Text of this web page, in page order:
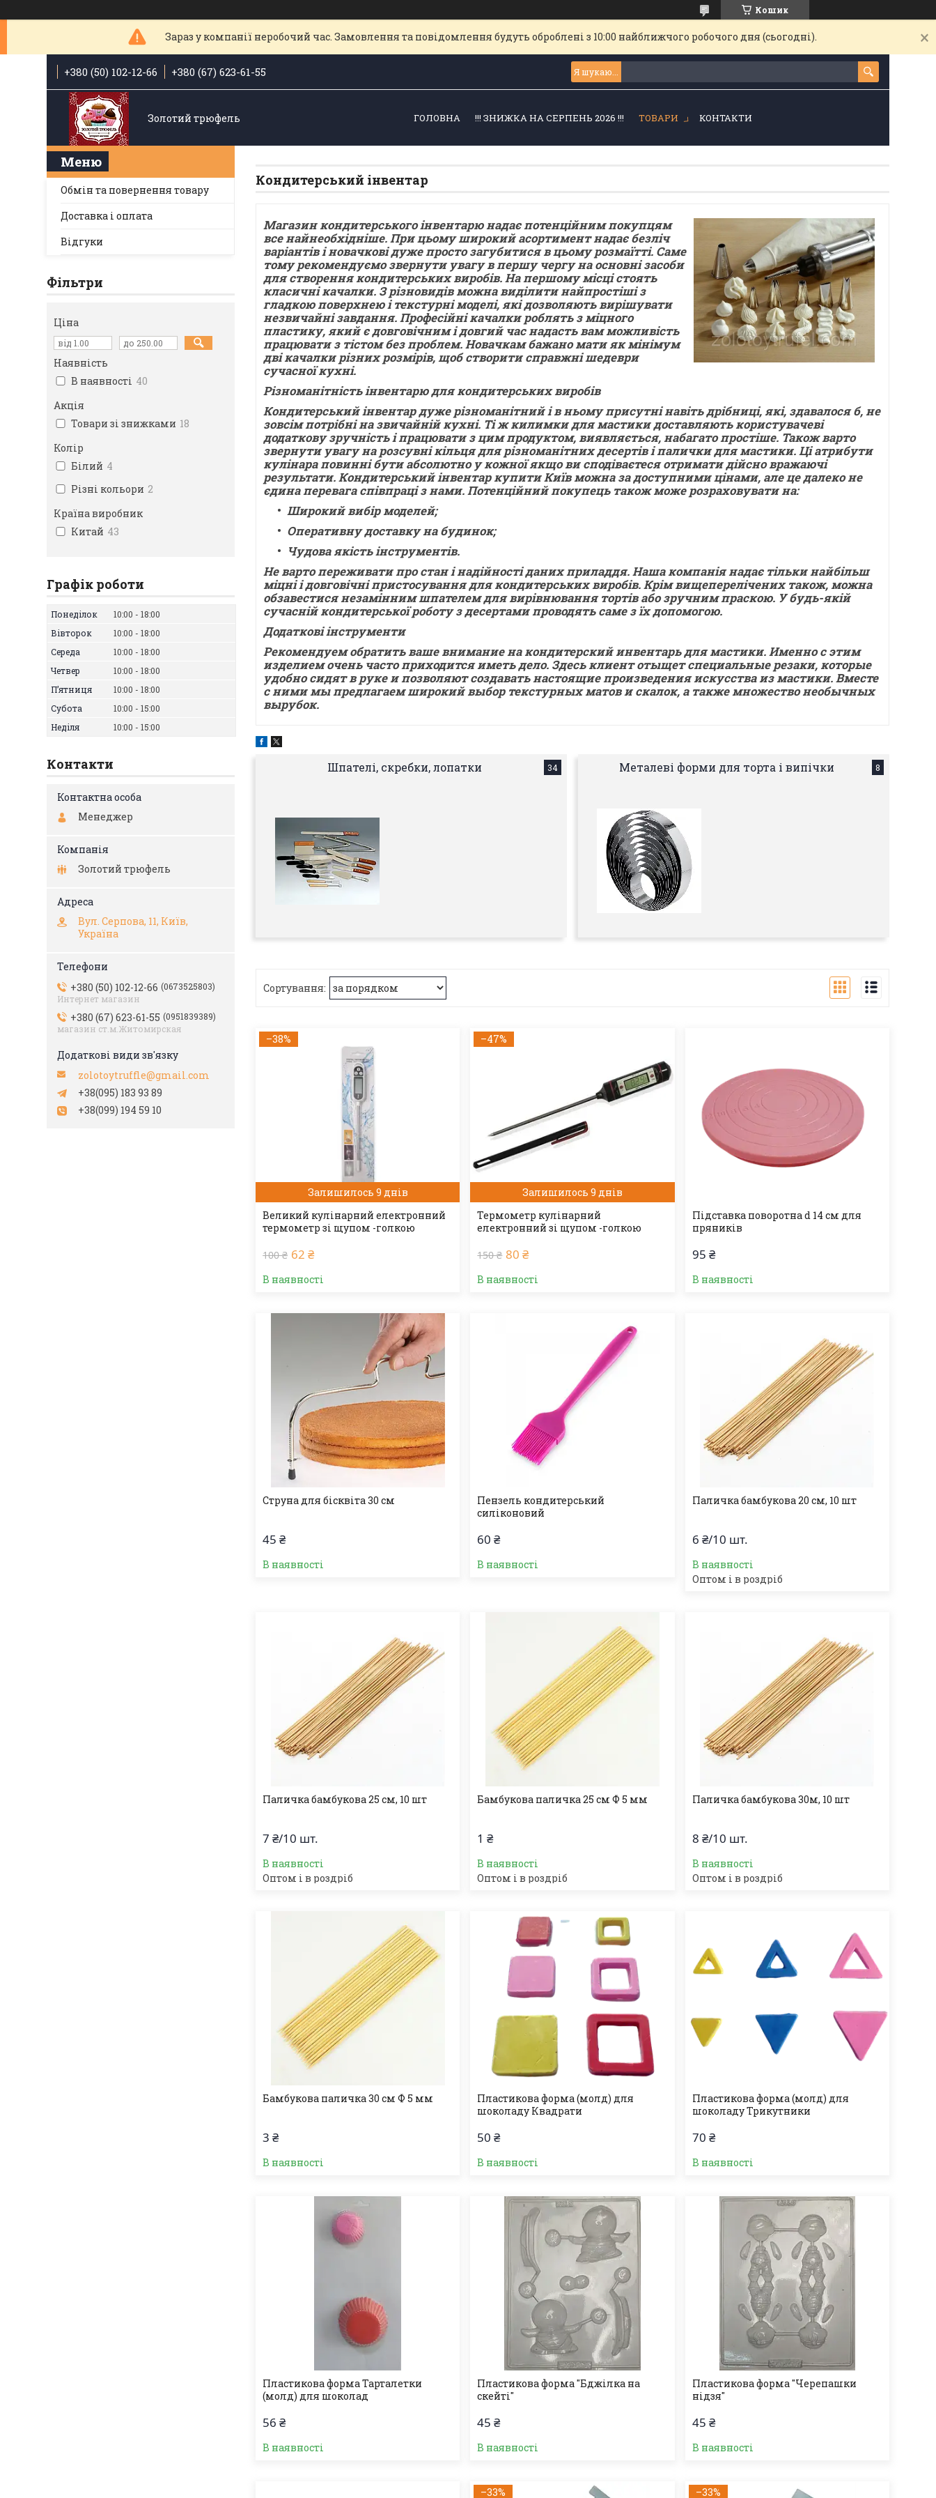
Кошик
Зараз у компанії неробочий час. Замовлення та повідомлення будуть оброблені з 10:00 найближчого робочого дня (сьогодні).
+380 (50) 102-12-66 +380 (67) 623-61-55
Золотий трюфель ГОЛОВНА !!! ЗНИЖКА НА СЕРПЕНЬ 2026 !!! ТОВАРИ КОНТАКТИ
Кондитерський інвентар
Магазин кондитерського інвентарю надає потенційним покупцям
все найнеобхідніше. При цьому широкий асортимент надає безліч
варіантів і новачкові дуже просто загубитися в цьому розмаїтті. Саме
тому рекомендуємо звернути увагу в першу чергу на основні засоби
для створення кондитерських виробів. На першому місці стоять
класичні качалки. З різновидів можна виділити найпростіші з
гладкою поверхнею і текстурні моделі, які дозволяють вирішувати
незвичайні завдання. Професійні качалки роблять з міцного
пластику, який є довговічним і довгий час надасть вам можливість
працювати з тістом без проблем. Новачкам бажано мати як мінімум
дві качалки різних розмірів, щоб створити справжні шедеври
сучасної кухні.
Різноманітність інвентарю для кондитерських виробів
Кондитерський інвентар дуже різноманітний і в ньому присутні навіть дрібниці, які, здавалося б, не
зовсім потрібні на звичайній кухні. Ті ж килимки для мастики доставляють користувачеві
додаткову зручність і працювати з цим продуктом, виявляється, набагато простіше. Також варто
звернути увагу на розсувні кільця для різноманітних десертів і палички для мастики. Ці атрибути
кулінара повинні бути абсолютно у кожної якщо ви сподіваєтеся отримати дійсно вражаючі
результати. Кондитерський інвентар купити Київ можна за доступними цінами, але це далеко не
єдина перевага співпраці з нами. Потенційний покупець також може розраховувати на:
Широкий вибір моделей;
Оперативну доставку на будинок;
Чудова якість інструментів.
Не варто переживати про стан і надійності даних приладдя. Наша компанія надає тільки найбільш
міцні і довговічні пристосування для кондитерських виробів. Крім вищеперелічених також, можна
обзавестися незамінним шпателем для вирівнювання тортів або зручним праскою. У будь-якій
сучасній кондитерської роботу з десертами проводять саме з їх допомогою.
Додаткові інструменти
Рекомендуем обратить ваше внимание на кондитерский инвентарь для мастики. Именно с этим
изделием очень часто приходится иметь дело. Здесь клиент отыщет специальные резаки, которые
удобно сидят в руке и позволяют создавать настоящие произведения искусства из мастики. Вместе
с ними мы предлагаем широкий выбор текстурных матов и скалок, а также множество необычных
вырубок.
Шпателі, скребки, лопатки 34 Металеві форми для торта і випічки 8
–38%
Залишилось 9 днів
Великий кулінарний електронний
термометр зі щупом -голкою
100 ₴ 62 ₴
В наявності
–47%
Залишилось 9 днів
Термометр кулінарний
електронний зі щупом -голкою
150 ₴ 80 ₴
В наявності
Підставка поворотна d 14 см для
пряників
95 ₴
В наявності
Струна для бісквіта 30 см
45 ₴
В наявності
Пензель кондитерський
силіконовий
60 ₴
В наявності
Паличка бамбукова 20 см, 10 шт
6 ₴/10 шт.
В наявності
Оптом і в роздріб
Паличка бамбукова 25 см, 10 шт
7 ₴/10 шт.
В наявності
Оптом і в роздріб
Бамбукова паличка 25 см Ф 5 мм
1 ₴
В наявності
Оптом і в роздріб
Паличка бамбукова 30м, 10 шт
8 ₴/10 шт.
В наявності
Оптом і в роздріб
Бамбукова паличка 30 см Ф 5 мм
3 ₴
В наявності
Пластикова форма (молд) для
шоколаду Квадрати
50 ₴
В наявності
Пластикова форма (молд) для
шоколаду Трикутники
70 ₴
В наявності
Пластикова форма Тарталетки
(молд) для шоколад
56 ₴
В наявності
Пластикова форма "Бджілка на
скейті"
45 ₴
В наявності
Пластикова форма "Черепашки
нідзя"
45 ₴
В наявності
–33% –33%
Обмін та повернення товару
Доставка і оплата
Відгуки
Фільтри
Ціна
Наявність
В наявності 40
Акція
Товари зі знижками 18
Колір
Білий 4
Різні кольори 2
Країна виробник
Китай 43
Графік роботи
Понеділок 10:00
18:00
Вівторок
10:00
18:00
Середа
10:00
18:00
Четвер
10:00
18:00
Пʼятниця
10:00
18:00
Субота
10:00
15:00
Неділя
10:00 15:00
Контакти
Менеджер
Золотий трюфель
Вул. Серпова, 11, Київ,
Україна
+380 (50) 102-12-66 0673525803
Интернет магазин
+380 (67) 623-61-55 0951839389
магазин ст.м.Житомирская
zolotoytruffle@gmail.com
+38(095) 183 93 89
+38(099) 194 59 10